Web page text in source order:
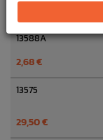
13588A
2,68 €
13575
29,50 €